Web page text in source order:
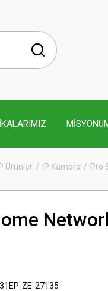
Ürünler IP Kamera Pro
ZE-27135